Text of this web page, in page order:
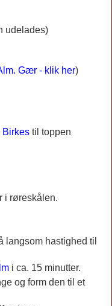
udelades)
Gær - klik her)
Birkestil toppen
i røreskålen.
langsom hastighed til
i ca. 15 minutter.
og form den til et